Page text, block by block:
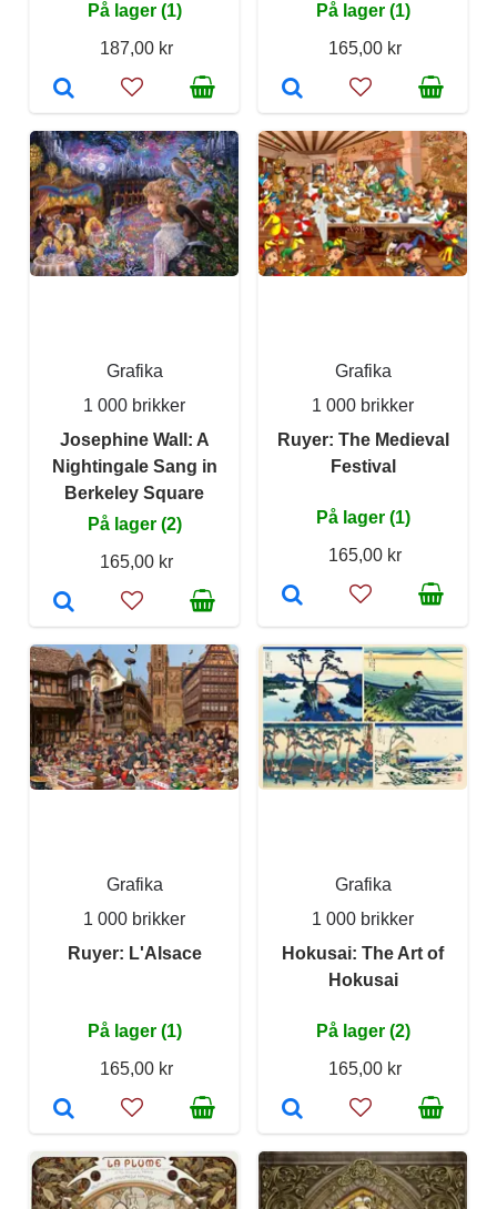
På lager (1)
187,00 kr
På lager (1)
165,00 kr
Grafika
1 000 brikker
Josephine Wall: A
Nightingale Sang in
Berkeley Square
På lager (2)
165,00 kr
Grafika
1 000 brikker
Ruyer: The Medieval
Festival
På lager (1)
165,00 kr
Grafika
1 000 brikker
Ruyer: L'Alsace
På lager (1)
165,00 kr
Grafika
1 000 brikker
Hokusai: The Art of
Hokusai
På lager (2)
165,00 kr